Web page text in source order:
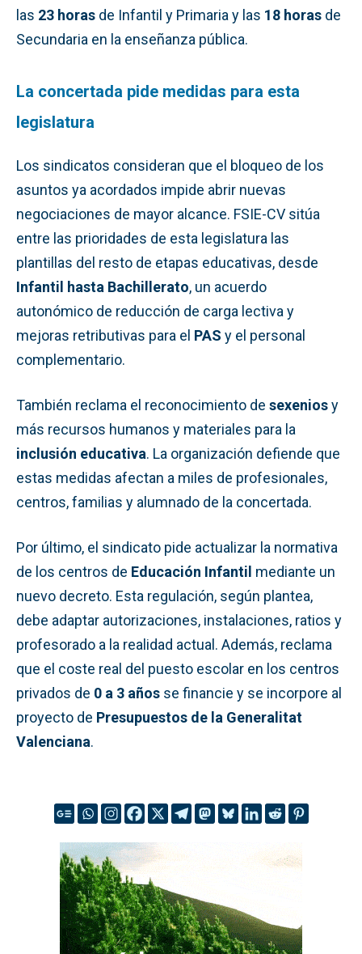
las 23 horas de Infantil y Primaria y las 18 horas de
Secundaria en la enseñanza pública.
La concertada pide medidas para esta
legislatura
Los sindicatos consideran que el bloqueo de los
asuntos ya acordados impide abrir nuevas
negociaciones de mayor alcance. FSIE-CV sitúa
entre las prioridades de esta legislatura las
plantillas del resto de etapas educativas, desde
Infantil hasta Bachillerato, un acuerdo
autonómico de reducción de carga lectiva y
mejoras retributivas para el PAS y el personal
complementario.
También reclama el reconocimiento de sexeniosy
más recursos humanos y materiales para la
inclusión educativa. La organización defiende que
estas medidas afectan a miles de profesionales,
centros, familias y alumnado de la concertada.
Por último, el sindicato pide actualizar la normativa
de los centros de Educación Infantil mediante un
nuevo decreto. Esta regulación, según plantea,
debe adaptar autorizaciones, instalaciones, ratios y
profesorado a la realidad actual. Además, reclama
que el coste real del puesto escolar en los centros
privados de 0 a 3 años se financie y se incorpore al
proyecto de Presupuestos de la Generalitat
Valenciana.